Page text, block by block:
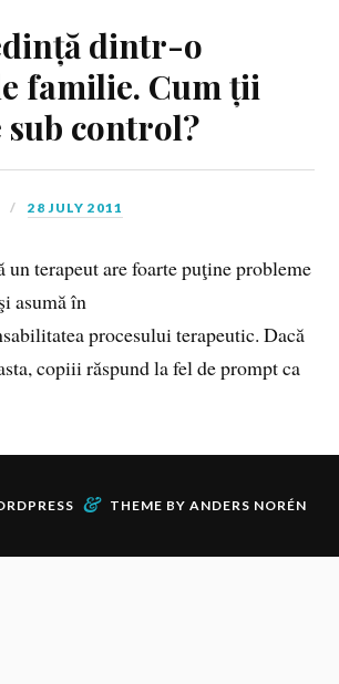
dintr-o
familie. Cum ții
control?
28 JULY 2011
un terapeut are foarte puţine probleme
asumă în
procesului terapeutic. Dacă
copiii răspund la fel de prompt ca
& THEME BY ANDERS NORÉN